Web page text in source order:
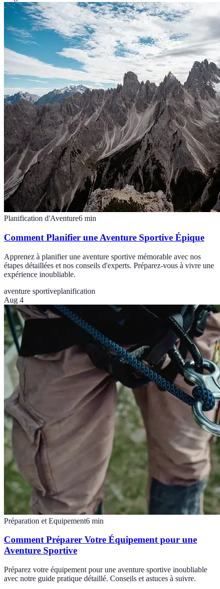
Planification d'Aventure6 min
Comment Planifier une Aventure Sportive Épique
Apprenez à planifier une aventure sportive mémorable avec nos
étapes détaillées et nos conseils d'experts. Préparez-vous à vivre une
expérience inoubliable.
aventure sportiveplanification
Aug 4
Préparation et Equipement6 min
Comment Préparer Votre Équipement pour une
Aventure Sportive
Préparez votre équipement pour une aventure sportive inoubliable
avec notre guide pratique détaillé. Conseils et astuces à suivre.